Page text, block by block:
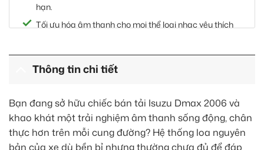
hạn.
Tối ưu hóa âm thanh cho mọi thể loại nhạc yêu thích
Thông tin chi tiết
Bạn đang sở hữu chiếc bán tải Isuzu Dmax 2006 và
khao khát một trải nghiệm âm thanh sống động, chân
thực hơn trên mỗi cung đường? Hệ thống loa nguyên
bản của xe dù bền bỉ nhưng thường chưa đủ để đáp